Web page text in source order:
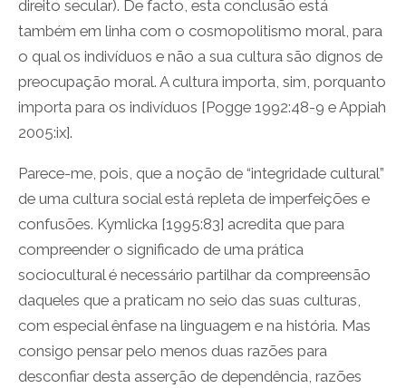
direito secular). De facto, esta conclusão está
também em linha com o cosmopolitismo moral, para
o qual os indivíduos e não a sua cultura são dignos de
preocupação moral. A cultura importa, sim, porquanto
importa para os indivíduos [Pogge 1992:48-9 e Appiah
2005:ix].
Parece-me, pois, que a noção de “integridade cultural”
de uma cultura social está repleta de imperfeições e
confusões. Kymlicka [1995:83] acredita que para
compreender o significado de uma prática
sociocultural é necessário partilhar da compreensão
daqueles que a praticam no seio das suas culturas,
com especial ênfase na linguagem e na história. Mas
consigo pensar pelo menos duas razões para
desconfiar desta asserção de dependência, razões